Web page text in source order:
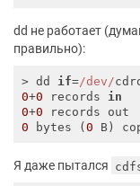
dd не работает
правильно):
> dd if=/dev/
0+0 records in
0+0
0 bytes (0 B)
Я даже пытался